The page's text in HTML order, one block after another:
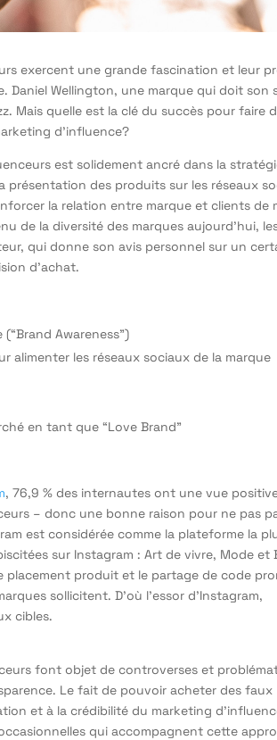
exercent une grande fascination et leur
Daniel Wellington, une marque qui doit son
Mais quelle est la clé du succès pour faire
d’influence?
est solidement ancré dans la
présentation des produits sur les réseaux
la relation entre marque et clients de
de la diversité des marques aujourd’hui,
qui donne son avis personnel sur un
d’achat.
Awareness”)
alimenter les réseaux sociaux de la marque
en tant que “Love Brand”
, 76,9 % des internautes ont une vue
– donc une bonne raison pour ne pas
est considérée comme la plateforme la
sur Instagram : Art de vivre, Mode et
placement produit et le partage de code
sollicitent. D’où l’essor d’Instagram,
cibles.
font objet de controverses et
Le fait de pouvoir acheter des faux
et à la crédibilité du marketing
qui accompagnent cette